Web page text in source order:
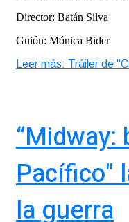
Director: Batán Silva
Guión: Mónica Bider
Leer más: Tráiler de
“Midway:
Pacífico"
la guerra